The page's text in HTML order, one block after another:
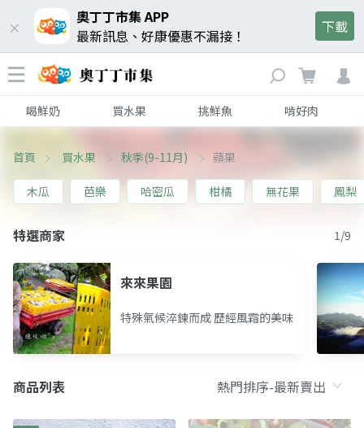
奧丁丁市集 APP
最新訊息、好康優惠不漏接！
下載
喝鮮奶 買水果 挑鮮魚 啃好肉
首頁 買水果 秋季(9-11月) 蘋果
木瓜 芭樂 哈密瓜 柑橘 無花果 鳳梨
特選商家 1/9
來來果園
特殊氣候淬鍊而成 歷經風霜的美味
商品列表